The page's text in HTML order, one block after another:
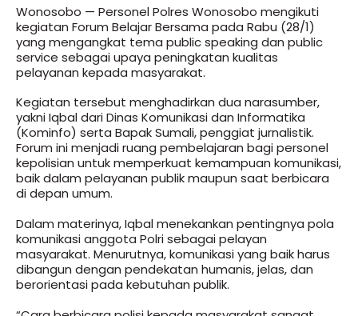
Wonosobo — Personel Polres Wonosobo mengikuti
kegiatan Forum Belajar Bersama pada Rabu (28/1)
yang mengangkat tema public speaking dan public
service sebagai upaya peningkatan kualitas
pelayanan kepada masyarakat.
Kegiatan tersebut menghadirkan dua narasumber,
yakni Iqbal dari Dinas Komunikasi dan Informatika
(Kominfo) serta Bapak Sumali, penggiat jurnalistik.
Forum ini menjadi ruang pembelajaran bagi personel
kepolisian untuk memperkuat kemampuan komunikasi,
baik dalam pelayanan publik maupun saat berbicara
di depan umum.
Dalam materinya, Iqbal menekankan pentingnya pola
komunikasi anggota Polri sebagai pelayan
masyarakat. Menurutnya, komunikasi yang baik harus
dibangun dengan pendekatan humanis, jelas, dan
berorientasi pada kebutuhan publik.